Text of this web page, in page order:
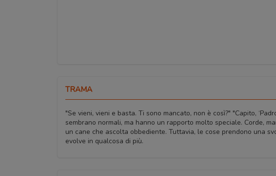
TRAMA
"Se vieni, vieni e basta. Ti sono mancato, non è così?" "Capito,
sembrano normali, ma hanno un rapporto molto speciale. Corde,
un cane che ascolta obbediente. Tuttavia, le cose prendono una
evolve in qualcosa di più.